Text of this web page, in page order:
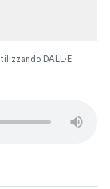
DALL·E